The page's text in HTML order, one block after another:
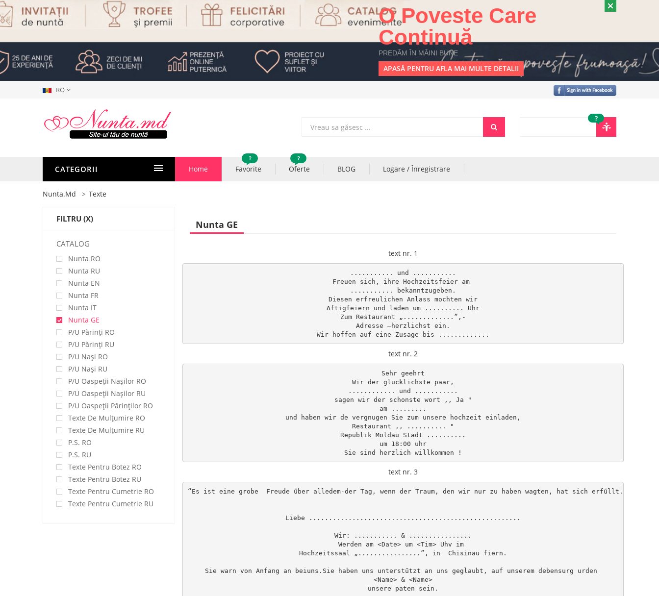
O Poveste Care
Continuă
PREDĂM ÎN MÂINI BUNE
APASĂ PENTRU AFLA MAI MULTE DETALII
RO
?
CATEGORII Home Favorite
?
Oferte
?
BLOG Logare / Înregistrare
Nunta.md Texte
FILTRU (X)
CATALOG
Nunta RO
Nunta RU
Nunta EN
Nunta FR
Nunta IT
Nunta GE
P/u Părinți RO
P/u Părinți RU
P/u Nași RO
P/u Nași RU
P/u Oaspeții Nașilor RO
P/u Oaspeții Nașilor RU
P/u Oaspeţii Părinţilor RO
Texte De Mulţumire RO
Texte De Mulţumire RU
P.S. RO
P.S. RU
Texte Pentru Botez RO
Texte Pentru Botez RU
Texte Pentru Cumetrie RO
Texte Pentru Cumetrie RU
Nunta GE
text nr. 1
........... und ...........
Freuen sich, ihre Hochzeitsfeier am
........... bekanntzugeben.
Diesen erfreulichen Anlass mochten wir
Aftigfeiern und laden um .......... Uhr
Zum Restaurant „.............”,-
Adresse –herzlichst ein.
text nr. 2
Sehr geehrt
Wir der glucklichste paar,
............ und ...........
sagen wir der schonste wort ,, Ja "
am .........
und haben wir de vergnugen Sie zum unsere hochzeit einladen,
Restaurant ,, .......... "
Republik Moldau Stadt ..........
um 18:00 uhr
text nr. 3
“Es ist eine grobe  Freude űber alledem-der Tag, wenn der Traum, den wir nur zu haben wagten, hat sich erfűllt.
Liebe ......................................................
Wir: ........... & ................
Werden am <Date> um <Tim> Uhv im
Hochzeitssaal „................”, in  Chisinau fiern.
Sie warn von Anfang an beiuns.Sie haben uns unterstűtzt an uns geglaubt, auf unserem debensurg urden
<Name> & <Name>
unsere paten sein.